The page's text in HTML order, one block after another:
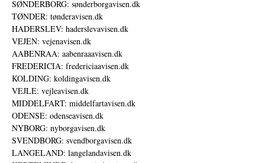
SØNDERBORG: sønderborgavisen.dk
TØNDER: tønderavisen.dk
HADERSLEV: haderslevavisen.dk
VEJEN: vejenavisen.dk
AABENRAA: aabenraaavisen.dk
FREDERICIA: fredericiaavisen.dk
KOLDING: koldingavisen.dk
VEJLE: vejleavisen.dk
MIDDELFART: middelfartavisen.dk
ODENSE: odenseavisen.dk
NYBORG: nyborgavisen.dk
SVENDBORG: svendborgavisen.dk
LANGELAND: langelandavisen.dk